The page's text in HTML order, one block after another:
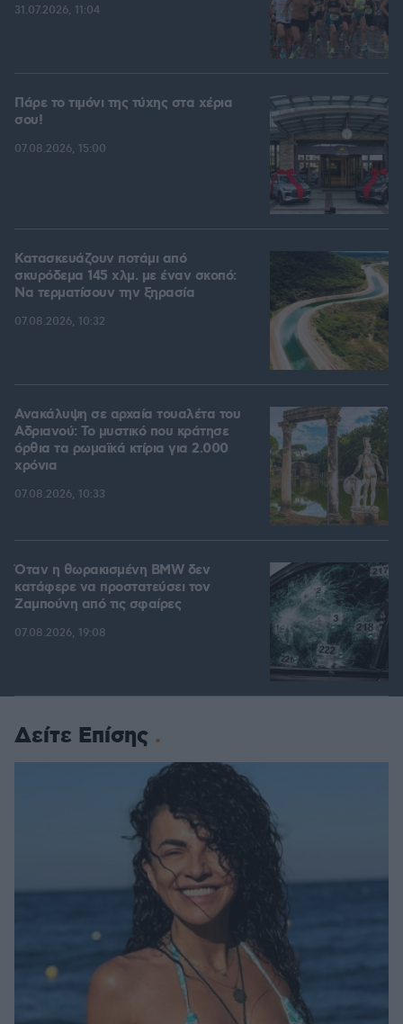
31.07.2026, 11:04
Πάρε το τιμόνι της τύχης στα χέρια
σου!
07.08.2026, 15:00
Κατασκευάζουν ποτάμι από
σκυρόδεμα 145 χλμ. με έναν σκοπό:
Να τερματίσουν την ξηρασία
07.08.2026, 10:32
Ανακάλυψη σε αρχαία τουαλέτα του
Αδριανού: Το μυστικό που κράτησε
όρθια τα ρωμαϊκά κτίρια για 2.000
χρόνια
07.08.2026, 10:33
Όταν η θωρακισμένη BMW δεν
κατάφερε να προστατεύσει τον
Ζαμπούνη από τις σφαίρες
07.08.2026, 19:08
Δείτε Επίσης